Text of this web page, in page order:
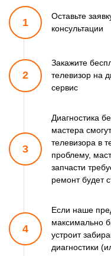
1
Оставьте
консультации
2
Закажите
телевизор на
сервис
3
Диагностика
мастера смогут
телевизора в
проблему,
запчасти
ремонтбудет
4
Если наше
максимально
устроит
диагностики